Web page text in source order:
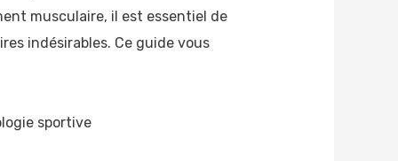
musculaire, il est essentiel de
indésirables. Ce guide vous
sportive